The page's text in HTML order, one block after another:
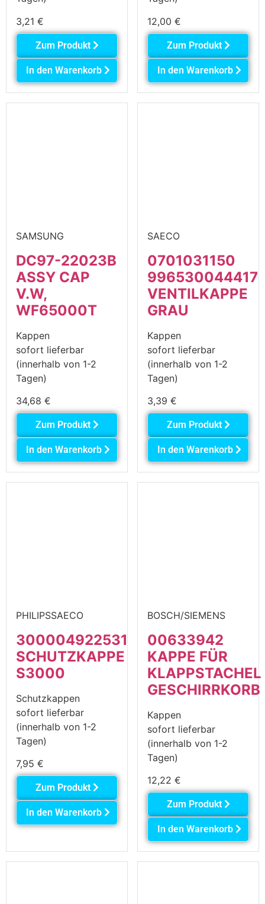
3,21 €
Zum Produkt
In den Warenkorb
12,00 €
Zum Produkt
In den Warenkorb
SAMSUNG
DC97-22023B
ASSY CAP
V.W,
WF65000T
Kappen
sofort lieferbar
(innerhalb von 1-2
Tagen)
34,68 €
Zum Produkt
In den Warenkorb
SAECO
0701031150
996530044417
VENTILKAPPE
GRAU
Kappen
sofort lieferbar
(innerhalb von 1-2
Tagen)
3,39 €
Zum Produkt
In den Warenkorb
PHILIPSSAECO
300004922531
SCHUTZKAPPE
S3000
Schutzkappen
sofort lieferbar
(innerhalb von 1-2
Tagen)
7,95 €
Zum Produkt
In den Warenkorb
BOSCH/SIEMENS
00633942
KAPPE FÜR
KLAPPSTACHEL
GESCHIRRKORB
Kappen
sofort lieferbar
(innerhalb von 1-2
Tagen)
12,22 €
Zum Produkt
In den Warenkorb